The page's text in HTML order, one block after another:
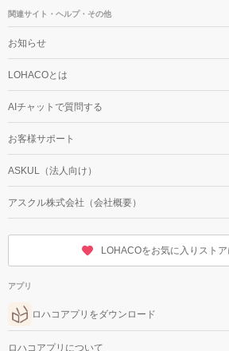
関連サイト・ヘルプ・その他
お知らせ
LOHACOとは
AIチャットで質問する
お客様サポート
ASKUL（法人向け）
アスクル株式会社（会社概要）
LOHACOをお気に入りスト
アプリ
ロハコアプリをダウンロード
ロハコアプリについて